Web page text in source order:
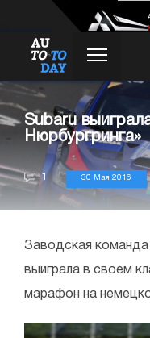
Subaru
Нюрбургринга»
1 30 Мая 2016
Заводская команда
выиграла в своем
марафон на